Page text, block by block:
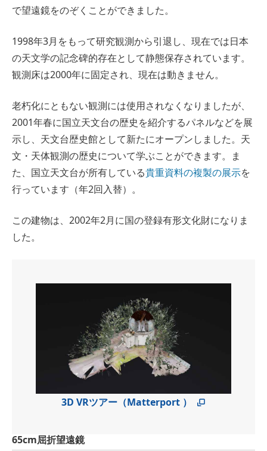
で望遠鏡をのぞくことができました。
1998年3月をもって研究観測から引退し、現在では日本
の天文学の記念碑的存在として静態保存されています。
観測床は2000年に固定され、現在は動きません。
老朽化にともない観測には使用されなくなりましたが、
2001年春に国立天文台の歴史を紹介するパネルなどを展
示し、天文台歴史館として新たにオープンしました。天
文・天体観測の歴史について学ぶことができます。ま
た、国立天文台が所有している貴重資料の複製の展示を
行っています（年2回入替）。
この建物は、2002年2月に国の登録有形文化財になりま
した。
3D VRツアー（Matterport ）
65cm屈折望遠鏡